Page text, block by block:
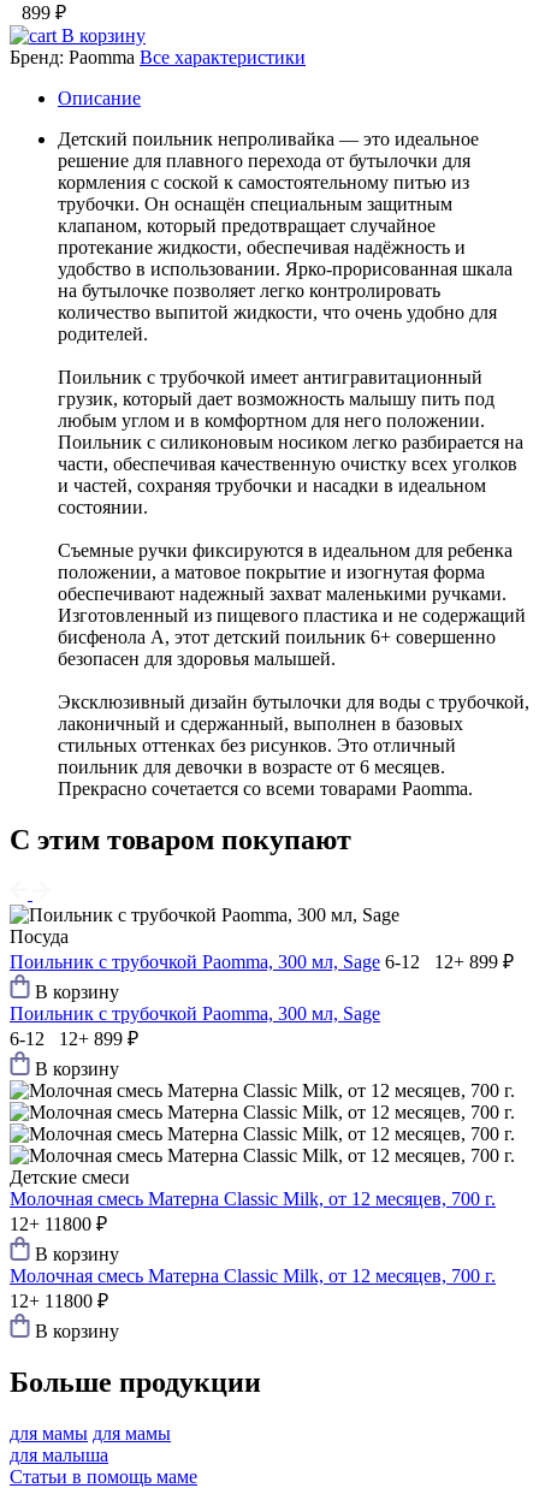
899 ₽
В корзину
Бренд: Paomma Все характеристики
Описание
Детский поильник непроливайка — это идеальное
решение для плавного перехода от бутылочки для
кормления с соской к самостоятельному питью из
трубочки. Он оснащён специальным защитным
клапаном, который предотвращает случайное
протекание жидкости, обеспечивая надёжность и
удобство в использовании. Ярко-прорисованная шкала
на бутылочке позволяет легко контролировать
количество выпитой жидкости, что очень удобно для
родителей.
Поильник с трубочкой имеет антигравитационный
грузик, который дает возможность малышу пить под
любым углом и в комфортном для него положении.
Поильник с силиконовым носиком легко разбирается на
части, обеспечивая качественную очистку всех уголков
и частей, сохраняя трубочки и насадки в идеальном
состоянии.
Съемные ручки фиксируются в идеальном для ребенка
положении, а матовое покрытие и изогнутая форма
обеспечивают надежный захват маленькими ручками.
Изготовленный из пищевого пластика и не содержащий
бисфенола А, этот детский поильник 6+ совершенно
безопасен для здоровья малышей.
Эксклюзивный дизайн бутылочки для воды с трубочкой,
лаконичный и сдержанный, выполнен в базовых
стильных оттенках без рисунков. Это отличный
поильник для девочки в возрасте от 6 месяцев.
Прекрасно сочетается со всеми товарами Paomma.
С этим товаром покупают
Посуда
Поильник с трубочкой Paomma, 300 мл, Sage 6-12 12+ 899 ₽
В корзину
Поильник с трубочкой Paomma, 300 мл, Sage
6-12 12+ 899 ₽
В корзину
Детские смеси
Молочная смесь Матерна Classic Milk, от 12 месяцев, 700 г.
12+ 11800 ₽
В корзину
Молочная смесь Матерна Classic Milk, от 12 месяцев, 700 г.
12+ 11800 ₽
В корзину
Больше продукции
для мамы для мамы
для малыша
Статьи в помощь маме